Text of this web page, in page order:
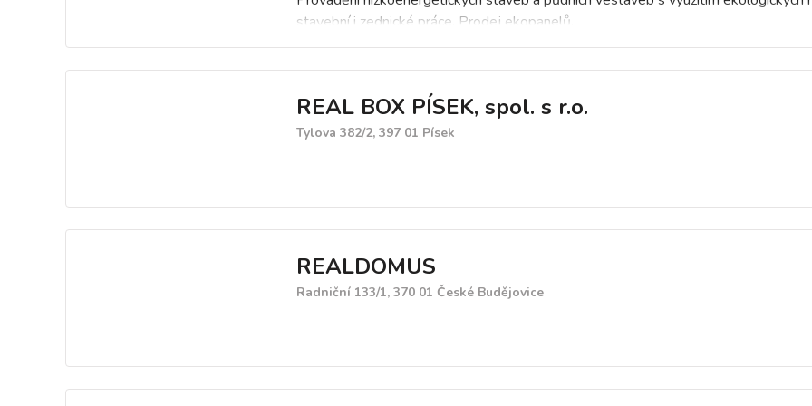
stavební i zednické práce. Prodej ekopanelů.
REAL BOX PÍSEK, spol. s r.o.
Tylova 382/2, 397 01 Písek
REALDOMUS
Radniční 133/1, 370 01 České Budějovice